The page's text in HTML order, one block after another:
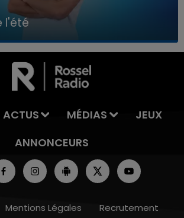
DE L'ÉTÉ
l'été
ACTUS MÉDIAS
JEUX
ANNONCEURS
Mentions Légales Recrutement